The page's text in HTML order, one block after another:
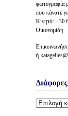
φωτογραφία
που κάνατε
Κινητό: +30
Οικονομίδη
ή
Διάφορες